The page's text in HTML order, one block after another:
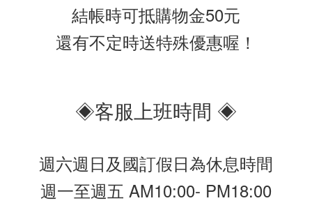
結帳時可抵購物金50元
還有不定時送特殊優惠喔！
◈客服上班時間 ◈
週六週日及國訂假日為休息時間
週一至週五 AM10:00- PM18:00